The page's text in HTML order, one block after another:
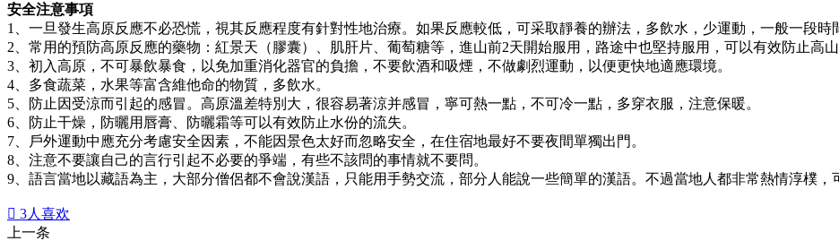
安全注意事項
1、一旦發生高原反應不必恐慌，視其反應程度有針對性地治療。如果反應較低，可采取靜養的辦法，多飲水，少運動，一般一段時
2、常用的預防高原反應的藥物：紅景天（膠囊）、肌肝片、葡萄糖等，進山前2天開始服用，路途中也堅持服用，可以有效防止高
3、初入高原，不可暴飲暴食，以免加重消化器官的負擔，不要飲酒和吸煙，不做劇烈運動，以便更快地適應環境。
4、多食蔬菜，水果等富含維他命的物質，多飲水。
5、防止因受涼而引起的感冒。高原溫差特別大，很容易著涼并感冒，寧可熱一點，不可冷一點，多穿衣服，注意保暖。
6、防止干燥，防曬用唇膏、防曬霜等可以有效防止水份的流失。
7、戶外運動中應充分考慮安全因素，不能因景色太好而忽略安全，在住宿地最好不要夜間單獨出門。
8、注意不要讓自己的言行引起不必要的爭端，有些不該問的事情就不要問。
9、語言當地以藏語為主，大部分僧侶都不會說漢語，只能用手勢交流，部分人能說一些簡單的漢語。不過當地人都非常熱情淳樸，
 3人喜欢
上一条